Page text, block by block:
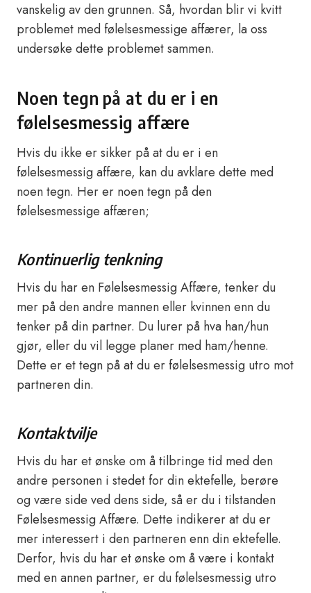
vanskelig av den grunnen. Så, hvordan blir vi kvitt
problemet med følelsesmessige affærer, la oss
undersøke dette problemet sammen.
Noen tegn på at du er i en
følelsesmessig affære
Hvis du ikke er sikker på at du er i en
følelsesmessig affære, kan du avklare dette med
noen tegn. Her er noen tegn på den
følelsesmessige affæren;
Kontinuerlig tenkning
Hvis du har en Følelsesmessig Affære, tenker du
mer på den andre mannen eller kvinnen enn du
tenker på din partner. Du lurer på hva han/hun
gjør, eller du vil legge planer med ham/henne.
Dette er et tegn på at du er følelsesmessig utro mot
partneren din.
Kontaktvilje
Hvis du har et ønske om å tilbringe tid med den
andre personen i stedet for din ektefelle, berøre
og være side ved dens side, så er du i tilstanden
Følelsesmessig Affære. Dette indikerer at du er
mer interessert i den partneren enn din ektefelle.
Derfor, hvis du har et ønske om å være i kontakt
med en annen partner, er du følelsesmessig utro